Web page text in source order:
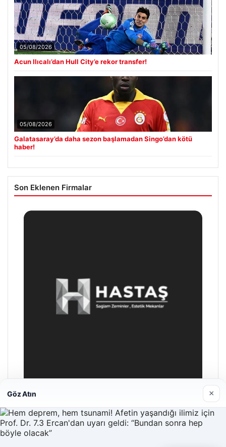
05/08/2026
Acun Ilıcalı’dan Hull City’e rekor transfer!
05/08/2026
Galatasaray’da daha sezon başlamadan Singo’dan kötü
haber!
Son Eklenen Firmalar
Hastaş Beton
26/05/2026
Göz Atın ×